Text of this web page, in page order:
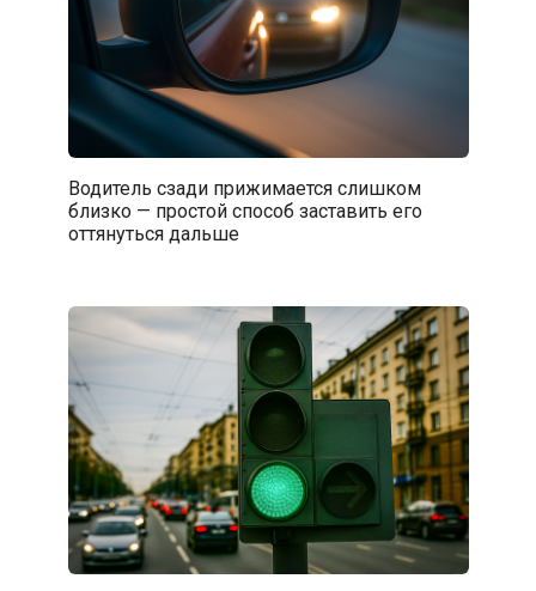
Водитель сзади прижимается слишком
близко — простой способ заставить его
оттянуться дальше